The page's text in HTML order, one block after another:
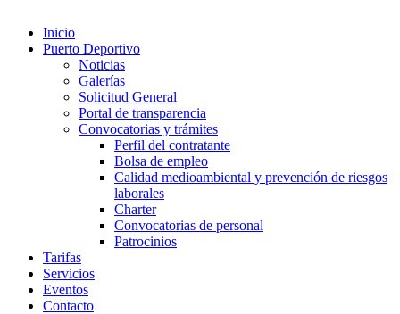
Inicio
Puerto Deportivo
Noticias
Galerías
Solicitud General
Portal de transparencia
Convocatorias y trámites
Perfil del contratante
Bolsa de empleo
Calidad medioambiental y prevención de riesgos
laborales
Charter
Convocatorias de personal
Patrocinios
Tarifas
Servicios
Eventos
Contacto